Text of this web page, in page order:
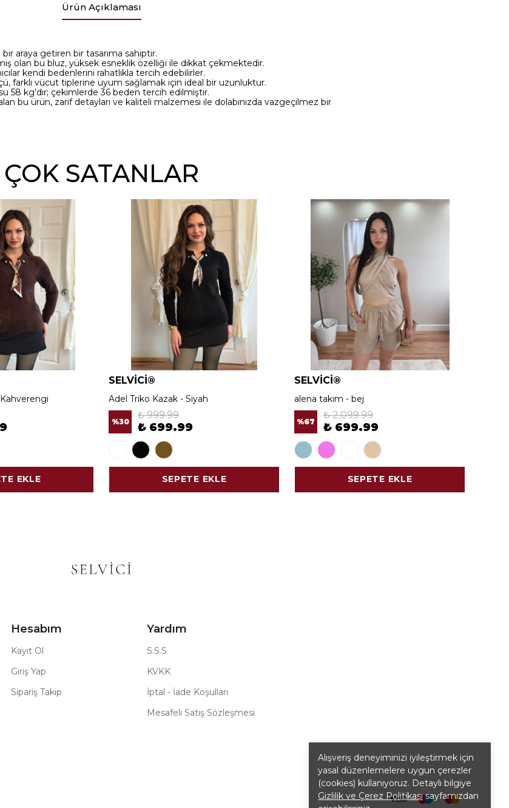
Alışveriş deneyiminizi iyileştirmek için
yasal düzenlemelere uygun çerezler
(cookies) kullanıyoruz. Detaylı bilgiye
Gizlilik ve Çerez Politikasısayfamızdan
Ürün Açıklaması
bir araya getiren bir tasarıma sahiptir.
olan bu bluz, yüksek esneklik özelliği ile dikkat çekmektedir.
kendi bedenlerini rahatlıkla tercih edebilirler.
farklı vücut tiplerine uyum sağlamak için ideal bir uzunluktur.
58 kg’dır; çekimlerde 36 beden tercih edilmiştir.
bu ürün, zarif detayları ve kaliteli malzemesi ile dolabınızda vazgeçilmez bir
ÇOK SATANLAR
EKLE
SELVİCİ®
Adel Triko Kazak - Siyah
%30
₺ 999.99
₺ 699.99
SEPETE EKLE
SELVİCİ®
alena takım - bej
%67
₺ 2,099.99
₺ 699.99
SEPETE EKLE
Hesabım
Kayıt Ol
Giriş Yap
Sipariş Takip
Yardım
S.S.S
KVKK
İptal - İade Koşulları
Mesafeli Satış Sözleşmesi